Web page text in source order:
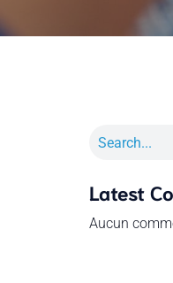
Latest
Aucun